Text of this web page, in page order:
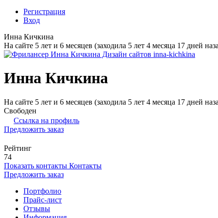
Регистрация
Вход
Инна Кичкина
На сайте 5 лет и 6 месяцев (заходила 5 лет 4 месяца 17 дней
Инна Кичкина
На сайте 5 лет и 6 месяцев (заходила 5 лет 4 месяца 17 дней
Свободен
Ссылка на профиль
Предложить заказ
Рейтинг
74
Показать контакты Контакты
Предложить заказ
Портфолио
Прайс-лист
Отзывы